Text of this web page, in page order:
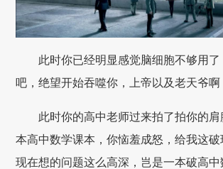
此时你已经明显感觉脑细胞不够用
吧，绝望开始吞噬你，上帝以及老天爷啊
此时你的高中老师过来拍了拍你的
本高中数学课本，你恼羞成怒，给我这
现在想的问题这么高深，岂是一本破高中